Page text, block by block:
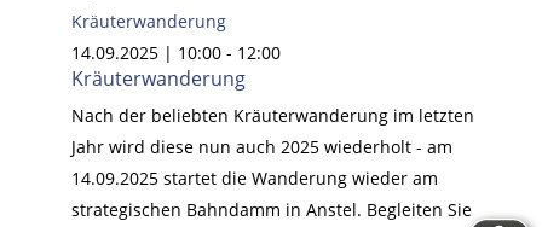
Kräuterwanderung
14.09.2025 | 10:00- 12:00
Kräuterwanderung
Nach der beliebten Kräuterwanderung im letzten
Jahr wird diese nun auch 2025 wiederholt - am
14.09.2025 startet die Wanderung wieder am
strategischen Bahndamm in Anstel. Begleiten Sie